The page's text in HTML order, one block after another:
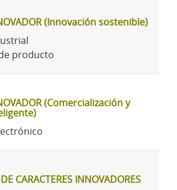
(Innovación sostenible)
producto
(Comercialización y
CARACTERES INNOVADORES